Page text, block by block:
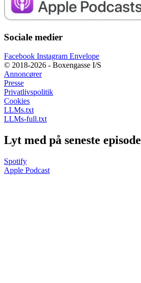
Sociale medier
Facebook Instagram Envelope
© 2018-2026 - Boxengasse I/S
Annoncører
Presse
Privatlivspolitik
Cookies
LLMs.txt
LLMs-full.txt
Lyt med på seneste episode
Spotify
Apple Podcast